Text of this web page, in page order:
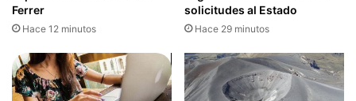
Ferrer
Hace 12 minutos
solicitudes al Estado
Hace 29 minutos